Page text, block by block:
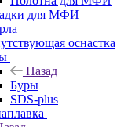
для МФИ
оснастка
Назад
Буры
SDS-plus